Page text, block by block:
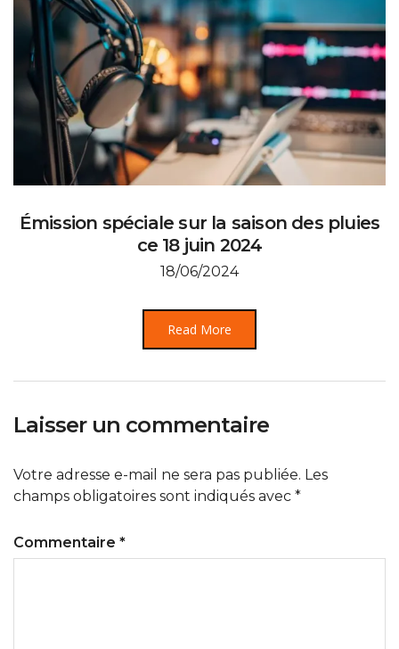
Émission spéciale sur la saison des pluies
ce 18 juin 2024
18/06/2024
Read More
Laisser un commentaire
Votre adresse e-mail ne sera pas publiée. Les
champs obligatoires sont indiqués avec *
Commentaire *